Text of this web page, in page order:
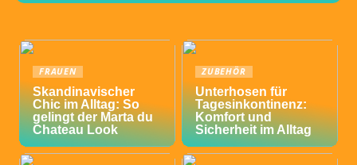
FRAUEN
Skandinavischer
Chic im Alltag: So
gelingt der Marta du
Chateau Look
ZUBEHÖR
Unterhosen für
Tagesinkontinenz:
Komfort und
Sicherheit im Alltag